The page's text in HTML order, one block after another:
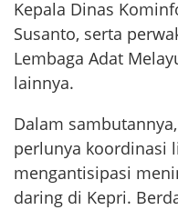
Kepala Dinas
Susanto, serta
Lembaga Adat
lainnya.
Dalam
perlunya koordinasi
mengantisipasi
daring di Kepri.